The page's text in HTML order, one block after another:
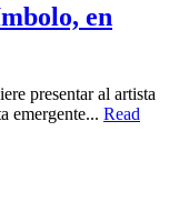
en
presentar al artista
emergente... Read